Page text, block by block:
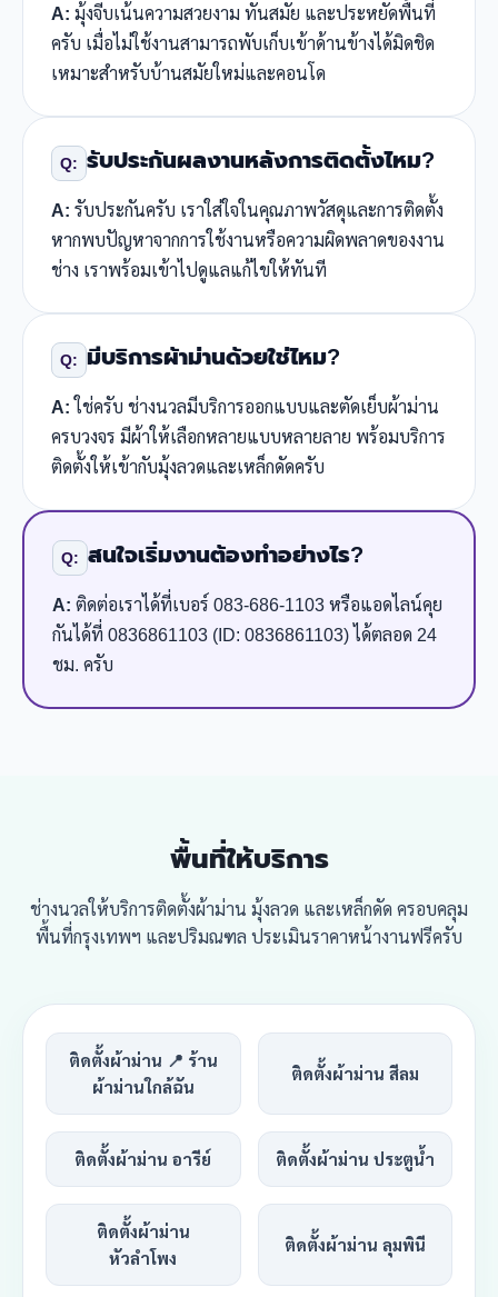
A: มุ้งจีบเน้นความสวยงาม ทันสมัย และประหยัดพื้นที่
ครับ เมื่อไม่ใช้งานสามารถพับเก็บเข้าด้านข้างได้มิดชิด
เหมาะสำหรับบ้านสมัยใหม่และคอนโด
Q: รับประกันผลงานหลังการติดตั้งไหม?
A: รับประกันครับ เราใส่ใจในคุณภาพวัสดุและการติดตั้ง
หากพบปัญหาจากการใช้งานหรือความผิดพลาดของงาน
ช่าง เราพร้อมเข้าไปดูแลแก้ไขให้ทันที
Q: มีบริการผ้าม่านด้วยใช่ไหม?
A:ใช่ครับ ช่างนวลมีบริการออกแบบและตัดเย็บผ้าม่าน
ครบวงจร มีผ้าให้เลือกหลายแบบหลายลาย พร้อมบริการ
ติดตั้งให้เข้ากับมุ้งลวดและเหล็กดัดครับ
Q: สนใจเริ่มงานต้องทำอย่างไร?
A: ติดต่อเราได้ที่เบอร์ 083-686-1103 หรือแอดไลน์คุย
กันได้ที่ 0836861103 (ID: 0836861103) ได้ตลอด 24
ชม. ครับ
พื้นที่ให้บริการ
ช่างนวลให้บริการติดตั้งผ้าม่าน มุ้งลวด และเหล็กดัด ครอบคลุม
พื้นที่กรุงเทพฯ และปริมณฑล ประเมินราคาหน้างานฟรีครับ
ติดตั้งผ้าม่าน 📍 ร้าน
ผ้าม่านใกล้ฉัน
ติดตั้งผ้าม่าน สีลม
ติดตั้งผ้าม่าน อารีย์ ติดตั้งผ้าม่าน ประตูน้ำ
ติดตั้งผ้าม่าน
หัวลำโพง
ติดตั้งผ้าม่าน ลุมพินี